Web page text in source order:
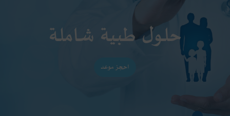
حلول طبية شاملة
احجز موعد